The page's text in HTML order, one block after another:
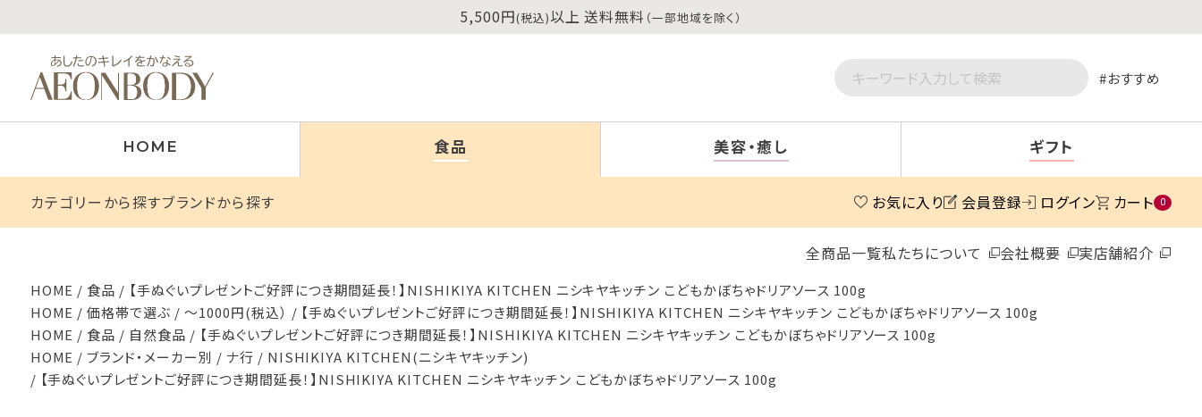
5,500円(税込)以上 送料無料 （一部地域を除く）
おすすめ
HOME 食品 美容・癒し ギフト
カテゴリーから探すブランドから探す お気に入り 会員登録 ログイン カート 0
全商品一覧私たちについて 会社概要 実店舗紹介
HOME 食品
【手ぬぐいプレゼントご好評につき期間延長！】NISHIKIYA KITCHEN ニシキヤキッチン こどもかぼちゃドリアソース 100g
HOME
価格帯で選ぶ ～1000円(税込）
【手ぬぐいプレゼントご好評につき期間延長！】NISHIKIYA KITCHEN ニシキヤキッチン こどもかぼちゃドリアソース 100g
HOME
食品 自然食品
【手ぬぐいプレゼントご好評につき期間延長！】NISHIKIYA KITCHEN ニシキヤキッチン こどもかぼちゃドリアソース 100g
HOME
ブランド・メーカー別 ナ行
NISHIKIYA KITCHEN(ニシキヤキッチン)
【手ぬぐいプレゼントご好評につき期間延長！】NISHIKIYA KITCHEN ニシキヤキッチン こどもかぼちゃドリアソース 100g